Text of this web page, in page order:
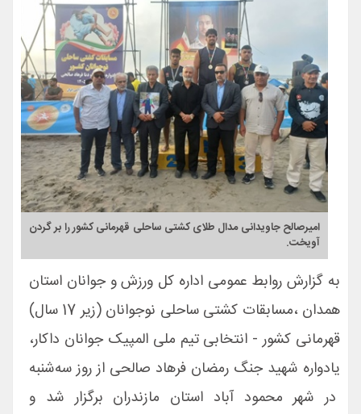
امیرصالح جاویدانی مدال طلای کشتی ساحلی قهرمانی کشور را بر گردن
آویخت.
به گزارش روابط عمومی اداره کل ورزش و جوانان استان
همدان ،مسابقات کشتی ساحلی نوجوانان (زیر 17 سال)
قهرمانی کشور - انتخابی تیم ملی المپیک جوانان داکار،
یادواره شهید جنگ رمضان فرهاد صالحی از روز سه‌شنبه
در شهر محمود آباد استان مازندران برگزار شد و